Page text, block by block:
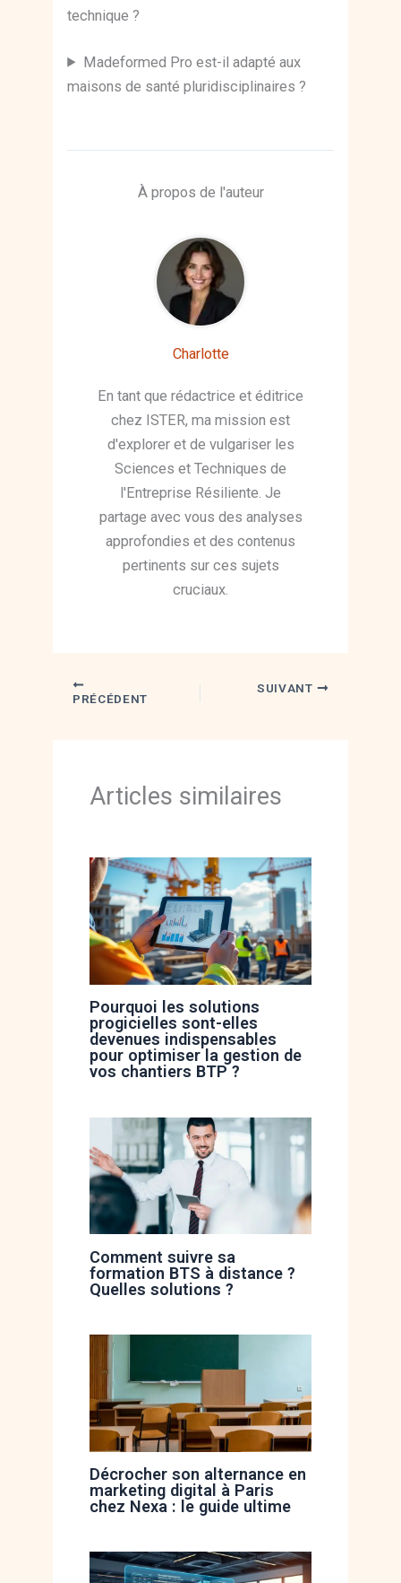
technique ?
Madeformed Pro est-il adapté aux
maisons de santé pluridisciplinaires ?
À propos de l'auteur
Charlotte
En tant que rédactrice et éditrice
chez ISTER, ma mission est
d'explorer et de vulgariser les
Sciences et Techniques de
l'Entreprise Résiliente. Je
partage avec vous des analyses
approfondies et des contenus
pertinents sur ces sujets
cruciaux.
PRÉCÉDENT
SUIVANT
Articles similaires
Pourquoi les solutions
progicielles sont-elles
devenues indispensables
pour optimiser la gestion de
vos chantiers BTP ?
Comment suivre sa
formation BTS à distance ?
Quelles solutions ?
Décrocher son alternance en
marketing digital à Paris
chez Nexa : le guide ultime